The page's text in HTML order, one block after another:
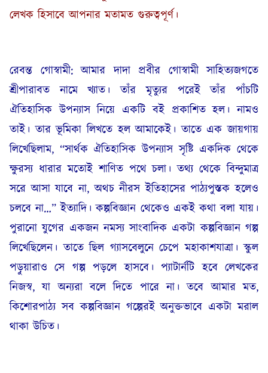
লেখক হিসাবে আপনার মতামত গুরুত্বপূর্ণ।
রেবন্ত গোস্বামী: আমার দাদা প্রবীর গোস্বামী সাহিত্যজগতে
শ্রীপারাবত নামে খ্যাত। তাঁর মৃত্যুর পরেই তাঁর পাঁচটি
ঐতিহাসিক উপন্যাস নিয়ে একটি বই প্রকাশিত হল। নামও
তাই। তার ভূমিকা লিখতে হল আমাকেই। তাতে এক জায়গায়
লিখেছিলাম, “সার্থক ঐতিহাসিক উপন্যাস সৃষ্টি একদিক থেকে
ক্ষুরস্য ধারার মতোই শাণিত পথে চলা। তথ্য থেকে বিন্দুমাত্র
সরে আসা যাবে না, অথচ নীরস ইতিহাসের পাঠ্যপুস্তক হলেও
চলবে না…” ইত্যাদি। কল্পবিজ্ঞান থেকেও একই কথা বলা যায়।
পুরানো যুগের একজন নমস্য সাংবাদিক একটা কল্পবিজ্ঞান গল্প
লিখেছিলেন। তাতে ছিল গ্যাসবেলুনে চেপে মহাকাশযাত্রা। স্কুল
পড়ুয়ারাও সে গল্প পড়লে হাসবে। প্যাটার্নটি হবে লেখকের
নিজস্ব, যা অন্যরা বলে দিতে পারে না। তবে আমার মত,
কিশোরপাঠ্য সব কল্পবিজ্ঞান গল্পেরই অনুক্তভাবে একটা মরাল
থাকা উচিত।